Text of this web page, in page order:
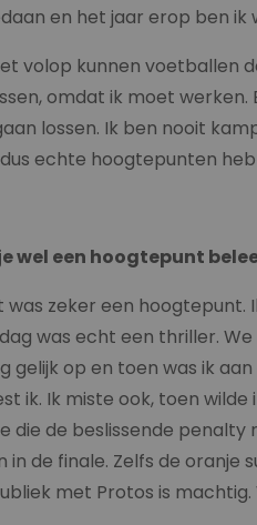
en het jaar erop ben
volop kunnen voetballen
omdat ik moet werken.
lossen. Ik ben nooit
echte hoogtepunten
wel een hoogtepunt
zeker een
was echt een thriller.
gelijk op en toen was ik
ik. Ik miste ook, toen
die de beslissende
in de finale. Zelfs de
met Protos is